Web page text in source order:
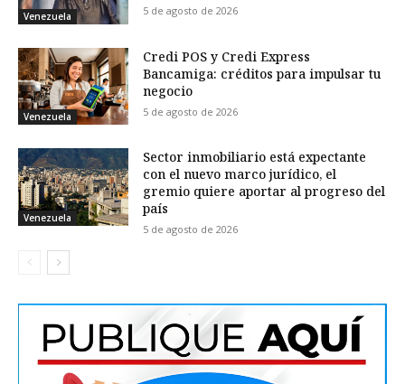
Venezuela 5 de agosto de 2026
Venezuela
Credi POS y Credi Express
Bancamiga: créditos para impulsar tu
negocio
5 de agosto de 2026
Venezuela
Sector inmobiliario está expectante
con el nuevo marco jurídico, el
gremio quiere aportar al progreso del
país
5 de agosto de 2026